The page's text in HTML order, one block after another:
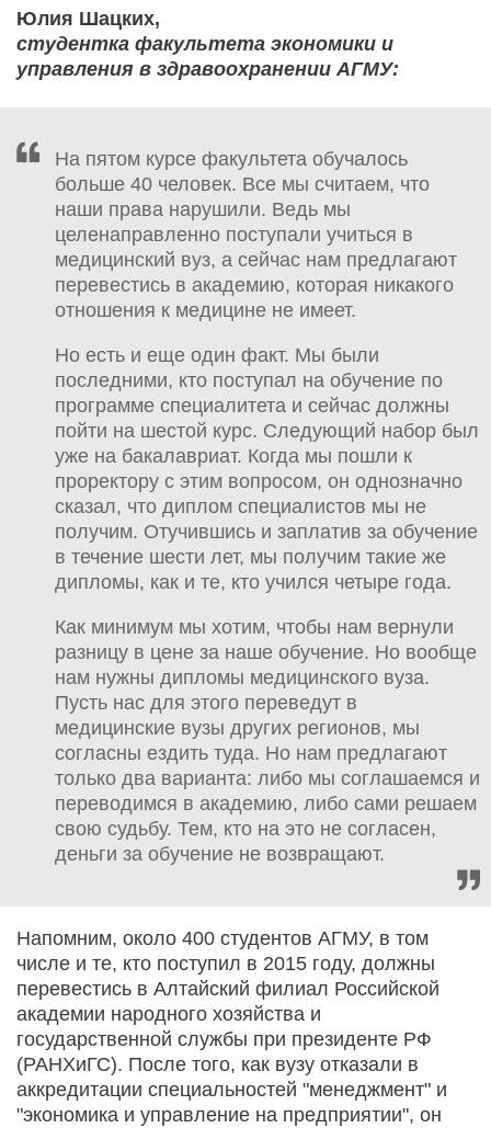
Юлия Шацких,
студентка факультета экономики и
управления в здравоохранении АГМУ:
На пятом курсе факультета обучалось
больше 40 человек. Все мы считаем, что
наши права нарушили. Ведь мы
целенаправленно поступали учиться в
медицинский вуз, а сейчас нам предлагают
перевестись в академию, которая никакого
отношения к медицине не имеет.
Но есть и еще один факт. Мы были
последними, кто поступал на обучение по
программе специалитета и сейчас должны
пойти на шестой курс. Следующий набор был
уже на бакалавриат. Когда мы пошли к
проректору с этим вопросом, он однозначно
сказал, что диплом специалистов мы не
получим. Отучившись и заплатив за обучение
в течение шести лет, мы получим такие же
дипломы, как и те, кто учился четыре года.
Как минимум мы хотим, чтобы нам вернули
разницу в цене за наше обучение. Но вообще
нам нужны дипломы медицинского вуза.
Пусть нас для этого переведут в
медицинские вузы других регионов, мы
согласны ездить туда. Но нам предлагают
только два варианта: либо мы соглашаемся и
переводимся в академию, либо сами решаем
свою судьбу. Тем, кто на это не согласен,
деньги за обучение не возвращают.
Напомним, около 400 студентов АГМУ, в том
числе и те, кто поступил в 2015 году, должны
перевестись в Алтайский филиал Российской
академии народного хозяйства и
государственной службы при президенте РФ
(РАНХиГС). После того, как вузу отказали в
аккредитации специальностей "менеджмент" и
"экономика и управление на предприятии", он